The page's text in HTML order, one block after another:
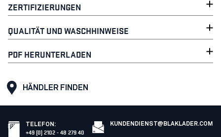
ZERTIFIZIERUNGEN
QUALITÄT UND WASCHHINWEISE
PDF HERUNTERLADEN
HÄNDLER FINDEN
TELEFON :
+49 (0) 2102 - 48 279 40
KUNDENDIENST@BLAKLADER.COM